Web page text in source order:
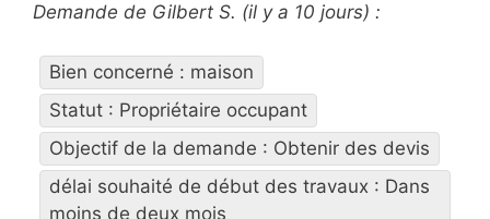
Demande de Gilbert S. (il y a 10 jours) :
Bien concerné : maison
Statut : Propriétaire occupant
Objectif de la demande : Obtenir des devis
délai souhaité de début des travaux : Dans
moins de deux mois